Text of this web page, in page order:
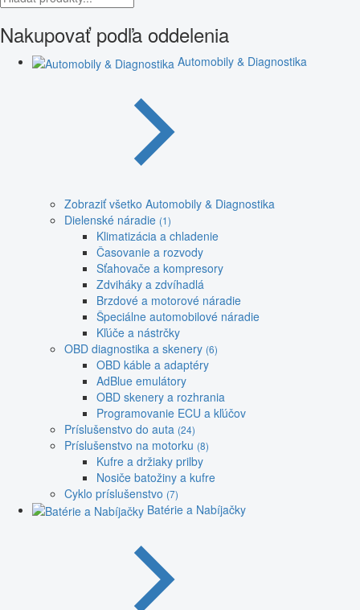
Nakupovať podľa oddelenia
Automobily & Diagnostika
Zobraziť všetko Automobily & Diagnostika
Dielenské náradie (1)
Klimatizácia a chladenie
Časovanie a rozvody
Sťahovače a kompresory
Zdviháky a zdvíhadlá
Brzdové a motorové náradie
Špeciálne automobilové náradie
Kľúče a nástrčky
OBD diagnostika a skenery (6)
OBD káble a adaptéry
AdBlue emulátory
OBD skenery a rozhrania
Programovanie ECU a kľúčov
Príslušenstvo do auta (24)
Príslušenstvo na motorku (8)
Kufre a držiaky prilby
Nosiče batožiny a kufre
Cyklo príslušenstvo (7)
Batérie a Nabíjačky